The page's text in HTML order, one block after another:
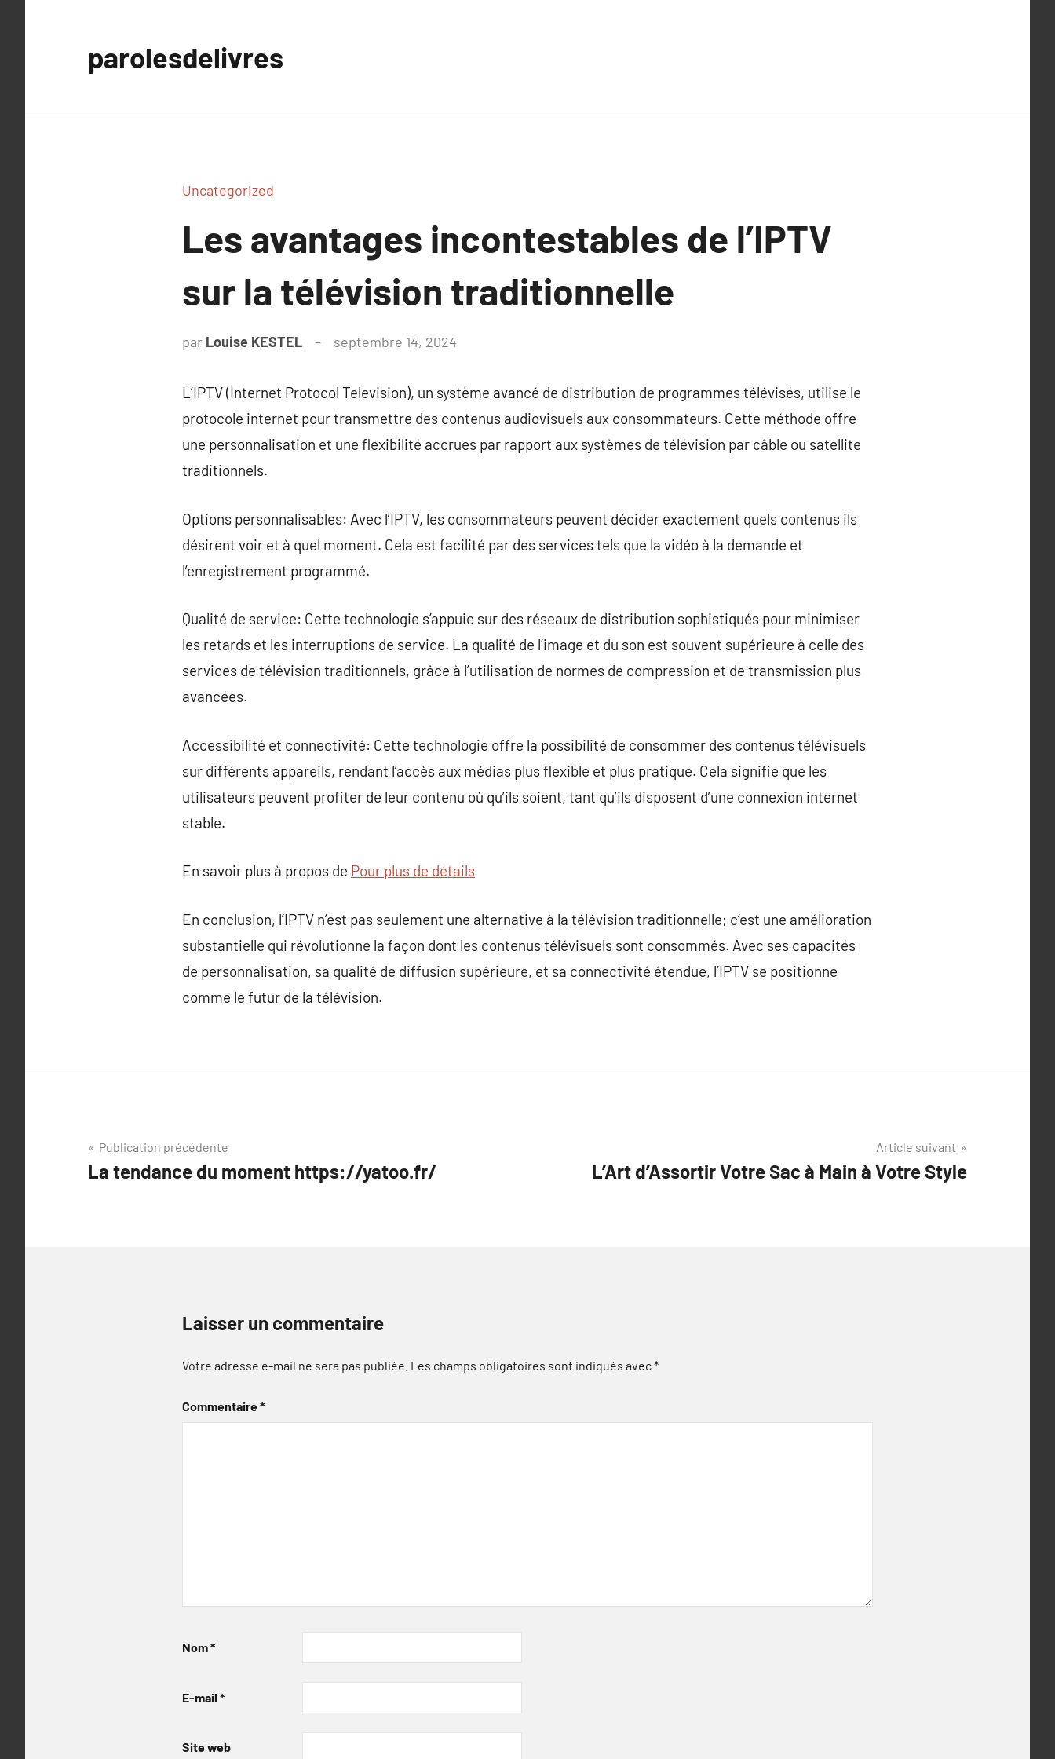
parolesdelivres
Uncategorized
Les avantages incontestables de l’IPTV
sur la télévision traditionnelle
par Louise KESTEL septembre 14, 2024
L’IPTV (Internet Protocol Television), un système avancé de distribution de programmes télévisés, utilise le
protocole internet pour transmettre des contenus audiovisuels aux consommateurs. Cette méthode offre
une personnalisation et une flexibilité accrues par rapport aux systèmes de télévision par câble ou satellite
traditionnels.
Options personnalisables: Avec l’IPTV, les consommateurs peuvent décider exactement quels contenus ils
désirent voir et à quel moment. Cela est facilité par des services tels que la vidéo à la demande et
l’enregistrement programmé.
Qualité de service: Cette technologie s’appuie sur des réseaux de distribution sophistiqués pour minimiser
les retards et les interruptions de service. La qualité de l’image et du son est souvent supérieure à celle des
services de télévision traditionnels, grâce à l’utilisation de normes de compression et de transmission plus
avancées.
Accessibilité et connectivité: Cette technologie offre la possibilité de consommer des contenus télévisuels
sur différents appareils, rendant l’accès aux médias plus flexible et plus pratique. Cela signifie que les
utilisateurs peuvent profiter de leur contenu où qu’ils soient, tant qu’ils disposent d’une connexion internet
stable.
En savoir plus à propos de Pour plus de détails
En conclusion, l’IPTV n’est pas seulement une alternative à la télévision traditionnelle; c’est une amélioration
substantielle qui révolutionne la façon dont les contenus télévisuels sont consommés. Avec ses capacités
de personnalisation, sa qualité de diffusion supérieure, et sa connectivité étendue, l’IPTV se positionne
comme le futur de la télévision.
Navigation
de
Publication précédente
La tendance du moment https://yatoo.fr/
Article suivant
L’Art d’Assortir Votre Sac à Main à Votre Style
Laisser un commentaire
Votre adresse e-mail ne sera pas publiée. Les champs obligatoires sont indiqués avec*
Commentaire*
Nom*
E-mail *
Site web